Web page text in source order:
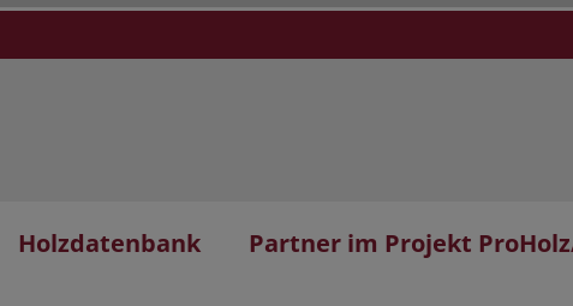
Holzdatenbank
Partner im Projekt